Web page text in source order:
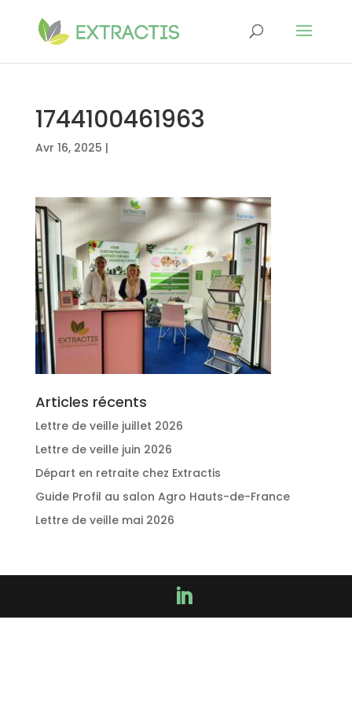
1744100461963
Avr 16, 2025 |
Articles récents
Lettre de veille juillet 2026
Lettre de veille juin 2026
Départ en retraite chez Extractis
Guide Profil au salon Agro Hauts-de-France
Lettre de veille mai 2026